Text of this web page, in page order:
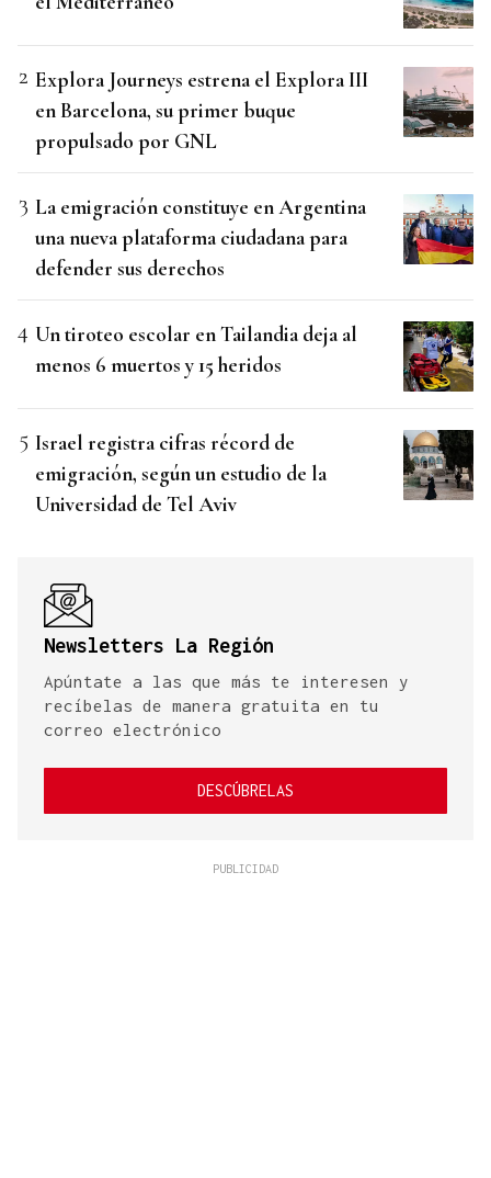
Explora Journeys estrena el Explora III
en Barcelona, su primer buque
propulsado por GNL
La emigración constituye en Argentina
una nueva plataforma ciudadana para
defender sus derechos
Un tiroteo escolar en Tailandia deja al
menos 6 muertos y 15 heridos
Israel registra cifras récord de
emigración, según un estudio de la
Universidad de Tel Aviv
Newsletters La Región
Apúntate a las que más te interesen y
recíbelas de manera gratuita en tu
correo electrónico
DESCÚBRELAS